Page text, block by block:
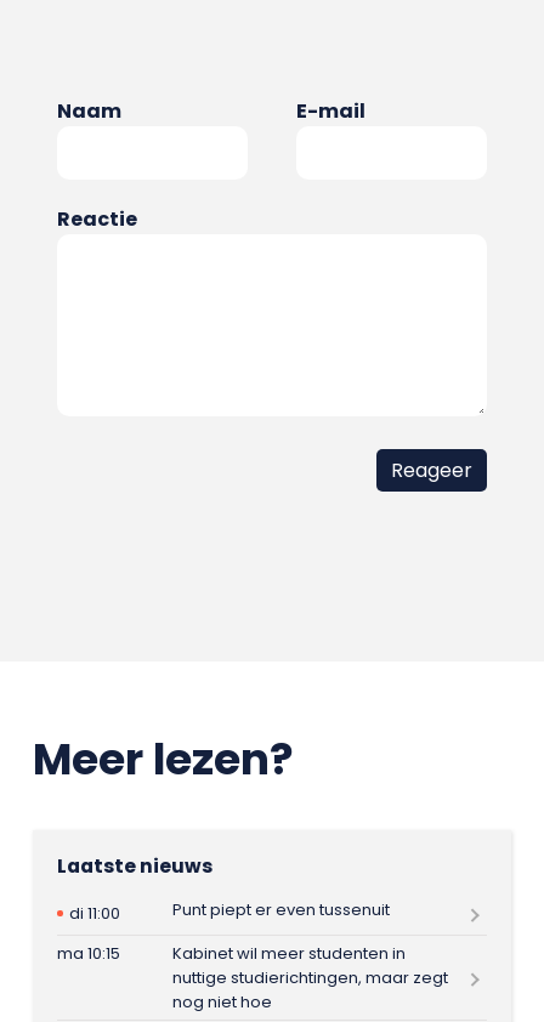
Naam E-mail
Reactie
Meer lezen?
Laatste nieuws
di 11:00
Punt piept er even tussenuit
ma 10:15
Kabinet wil meer studenten in
nuttige studierichtingen, maar zegt
nog niet hoe